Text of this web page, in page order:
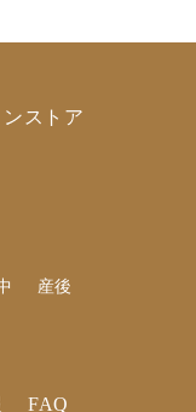
ストア
産後
FAQ